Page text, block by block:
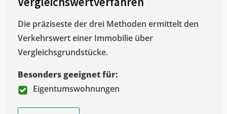
Die präziseste der drei Methoden ermittelt den
Verkehrswert einer Immobilie über
Vergleichsgrundstücke.
Besonders geeignet für:
Eigentumswohnungen